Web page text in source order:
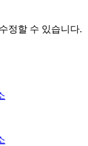
정할 수 있습니다.